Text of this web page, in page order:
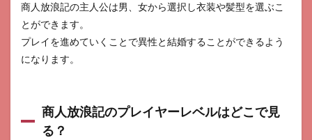
商人放浪記の主人公は男、女から選択し衣装や髪型を選ぶこ
とができます。
プレイを進めていくことで異性と結婚することができるよう
になります。
商人放浪記のプレイヤーレベルはどこで見
る？